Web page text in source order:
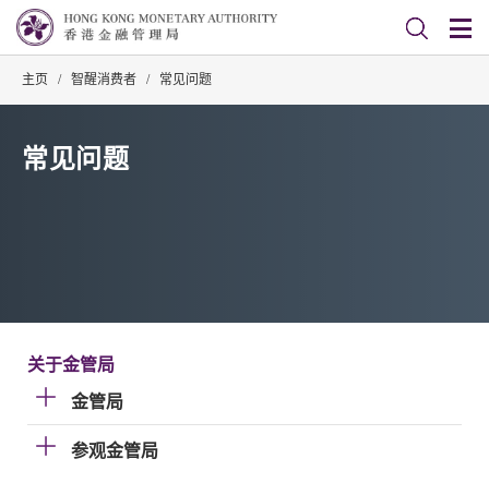
主页 / 智醒消费者 / 常见问题
常见问题
关于金管局
金管局
参观金管局